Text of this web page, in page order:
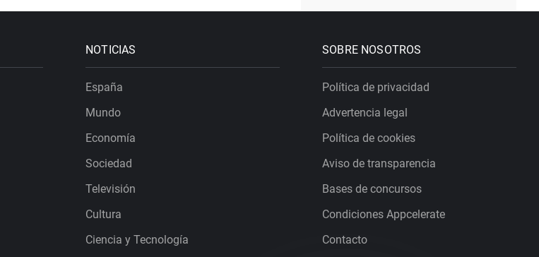
NOTICIAS
España
Mundo
Economía
Sociedad
Televisión
Cultura
Ciencia y Tecnología
SOBRE NOSOTROS
Política de privacidad
Advertencia legal
Política de cookies
Aviso de transparencia
Bases de concursos
Condiciones Appcelerate
Contacto